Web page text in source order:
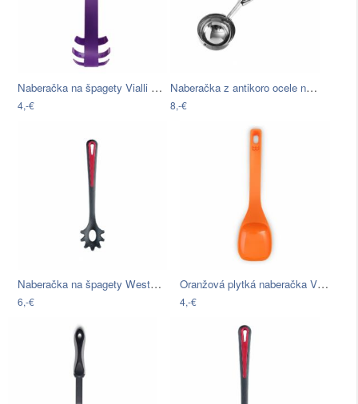
Naberačka na špagety Vialli Design…
4,-€
Naberačka z antikoro ocele na zmrzlinu…
8,-€
Naberačka na špagety Westmark Gallant
6,-€
Oranžová plytká naberačka Vialli Design…
4,-€